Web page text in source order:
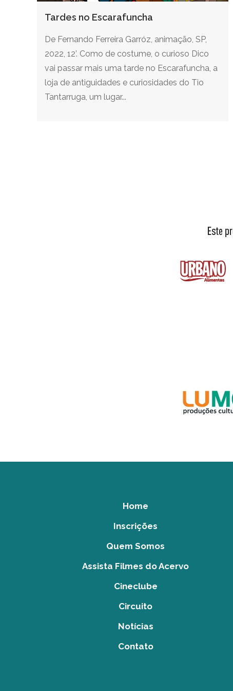
Tardes no Escarafuncha
De Fernando Ferreira Garróz, animação, SP,
2022, 12’. Como de costume, o curioso Dico
vai passar mais uma tarde no Escarafuncha, a
loja de antiguidades e curiosidades do Tio
Tantarruga, um lugar...
Home
Inscrições
Quem Somos
Assista Filmes do Acervo
Cineclube
Circuito
Notícias
Contato